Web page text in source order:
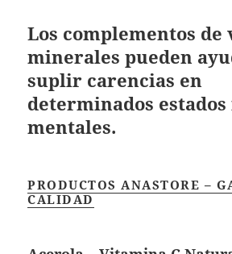
Los complementos
minerales pueden
suplir carencias en
determinados
mentales.
PRODUCTOS ANASTORE –
CALIDAD